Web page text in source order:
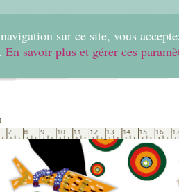
sur ce site, vous
En savoir plus et gérer ces